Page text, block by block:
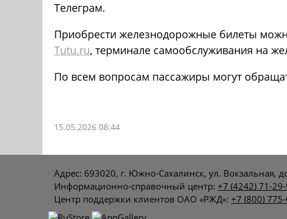
Телеграм.
Приобрести железнодорожные билеты
Tutu.ru, терминале самообслуживания на
По всем вопросам пассажиры могут
15.05.2026 08:44
Адрес: 693020, г. Южно-Сахалинск, ул. Вокзальная,
Информационно-справочный центр: +7 (4242) 71-
Центр поддержки клиентов ОАО «РЖД»: +7 (800)